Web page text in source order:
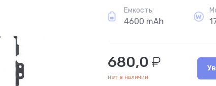
Емкость:
4600 mAh
680,0 ₽
нет в наличии